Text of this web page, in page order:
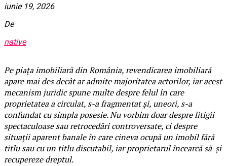
iunie 19, 2026
De
native
Pe piața imobiliară din România, revendicarea imobiliară
apare mai des decât ar admite majoritatea actorilor, iar acest
mecanism juridic spune multe despre felul în care
proprietatea a circulat, s-a fragmentat și, uneori, s-a
confundat cu simpla posesie. Nu vorbim doar despre litigii
spectaculoase sau retrocedări controversate, ci despre
situații aparent banale în care cineva ocupă un imobil fără
titlu sau cu un titlu discutabil, iar proprietarul încearcă să-și
recupereze dreptul.